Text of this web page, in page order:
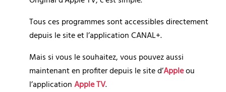
Tous ces programmes sont accessibles directement
depuis le site et l’application CANAL+.
Mais si vous le souhaitez, vous pouvez aussi
maintenant en profiter depuis le site d’Apple ou
l’application Apple TV.